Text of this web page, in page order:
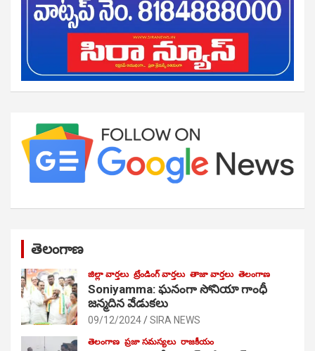
తెలంగాణ
జిల్లా వార్తలు ట్రేండింగ్ వార్తలు తాజా వార్తలు తెలంగాణ
Soniyamma: ఘ‌నంగా సోనియా గాంధీ
జ‌న్మ‌దిన వేడుక‌లు
09/12/2024 SIRA NEWS
తెలంగాణ ప్రజా సమస్యలు రాజకీయం